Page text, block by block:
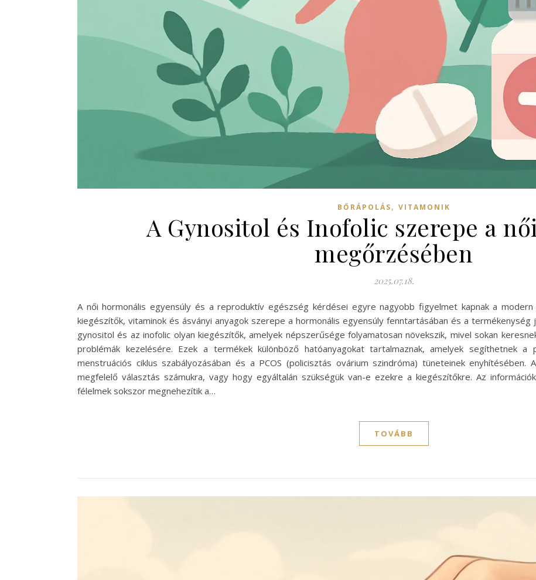
BŐRÁPOLÁS, VITAMONIK
A Gynositol és Inofolic szerepe a
megőrzésében
2025.07.18.
A női hormonális egyensúly és a reproduktív egészség kérdései egyre nagyobb figyelmet kapnak a modern
kiegészítők, vitaminok és ásványi anyagok szerepe a hormonális egyensúly fenntartásában és a
gynositol és az inofolic olyan kiegészítők, amelyek népszerűsége folyamatosan növekszik, mivel sokan
problémák kezelésére. Ezek a termékek különböző hatóanyagokat tartalmaznak, amelyek segíthetnek a
menstruációs ciklus szabályozásában és a PCOS (policisztás ovárium szindróma) tüneteinek enyhítésében.
megfelelő választás számukra, vagy hogy egyáltalán szükségük van-e ezekre a kiegészítőkre. Az
félelmek sokszor megnehezítik a…
TOVÁBB